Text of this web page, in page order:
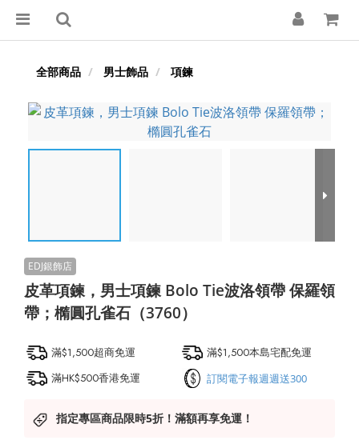
全部商品 男士飾品 項鍊
皮革項鍊，男士項鍊 Bolo Tie波洛領帶 保羅領
帶；橢圓孔雀石（3760）
滿$1,500超商免運
滿$1,500本島宅配免運
滿HK$500香港免運
訂閱電子報週週送300
指定專區商品限時5折！滿額再享免運！